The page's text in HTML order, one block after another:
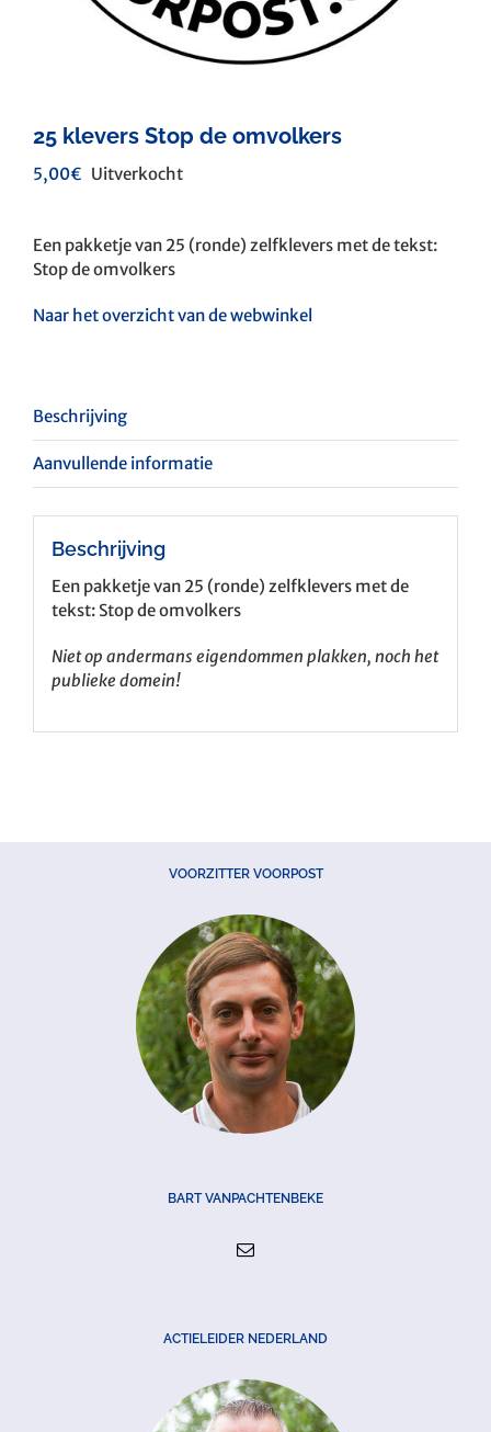
25 klevers Stop de omvolkers
5,00€ Uitverkocht
Een pakketje van 25 (ronde) zelfklevers met de tekst:
Stop de omvolkers
Naar het overzicht van de webwinkel
Beschrijving
Aanvullende informatie
Beschrijving
Een pakketje van 25 (ronde) zelfklevers met de
tekst: Stop de omvolkers
Niet op andermans eigendommen plakken, noch het
publieke domein!
VOORZITTER VOORPOST
BART VANPACHTENBEKE
ACTIELEIDER NEDERLAND